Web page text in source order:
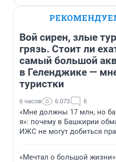
Вой сирен, злые
грязь. Стоит ли
самый большой
в Геленджике —
туристки
6 часов 6 073 6
«Мне должны 17 млн, но
я»: почему в Башкирии
ИЖС не могут добиться
«Мечтал о большой